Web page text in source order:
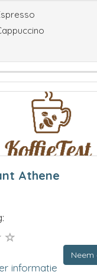
Athene
informatie